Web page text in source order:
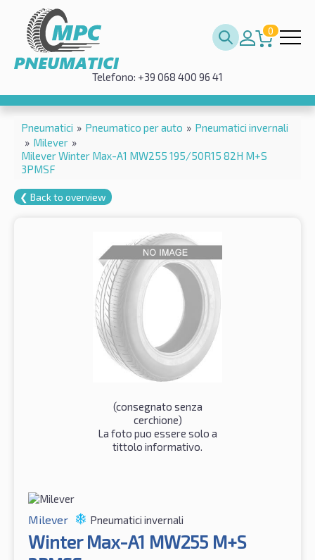
0
Telefono: +39 068 400 96 41
Pneumatici » Pneumatico per auto » Pneumatici invernali
» Milever »
Milever Winter Max-A1 MW255 195/50R15 82H M+S
3PMSF
❮ Back to overview
(consegnato senza
cerchione)
La foto puo essere solo a
tittolo informativo.
Milever Pneumatici invernali
Winter Max-A1 MW255 M+S